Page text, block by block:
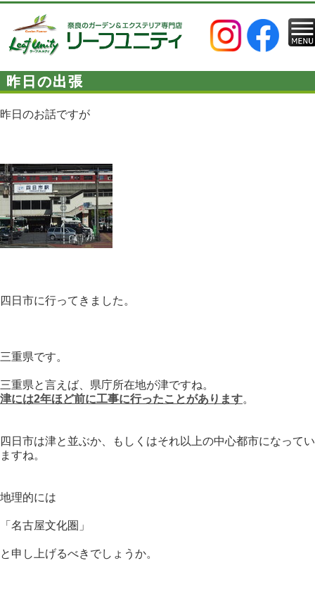
昨日の出張
昨日のお話ですが
四日市に行ってきました。
三重県です。
三重県と言えば、県庁所在地が津ですね。
津には2年ほど前に工事に行ったことがあります。
四日市は津と並ぶか、もしくはそれ以上の中心都市になってい
ますね。
地理的には
「名古屋文化圏」
と申し上げるべきでしょうか。